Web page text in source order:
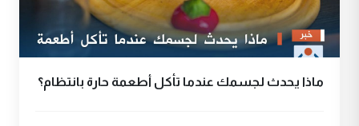
ماذا يحدث لجسمك عندما تأكل أطعمة حارة بانتظام؟